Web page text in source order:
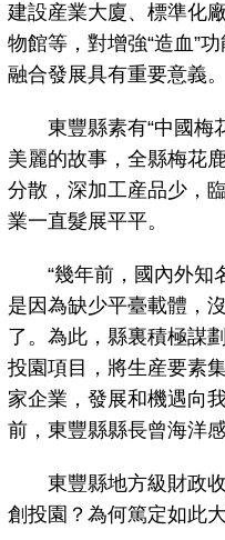
建設産業大廈、標準化
物館等，對增強“造血”
融合發展具有重要意義。
東豐縣素有“中國梅
美麗的故事，全縣梅花
分散，深加工産品少，
業一直髮展平平。
“幾年前，國內外知
是因為缺少平臺載體，
了。為此，縣裏積極謀
投園項目，將生産要素
家企業，發展和機遇向
前，東豐縣縣長曾海洋感
東豐縣地方級財政收
創投園？為何篤定如此